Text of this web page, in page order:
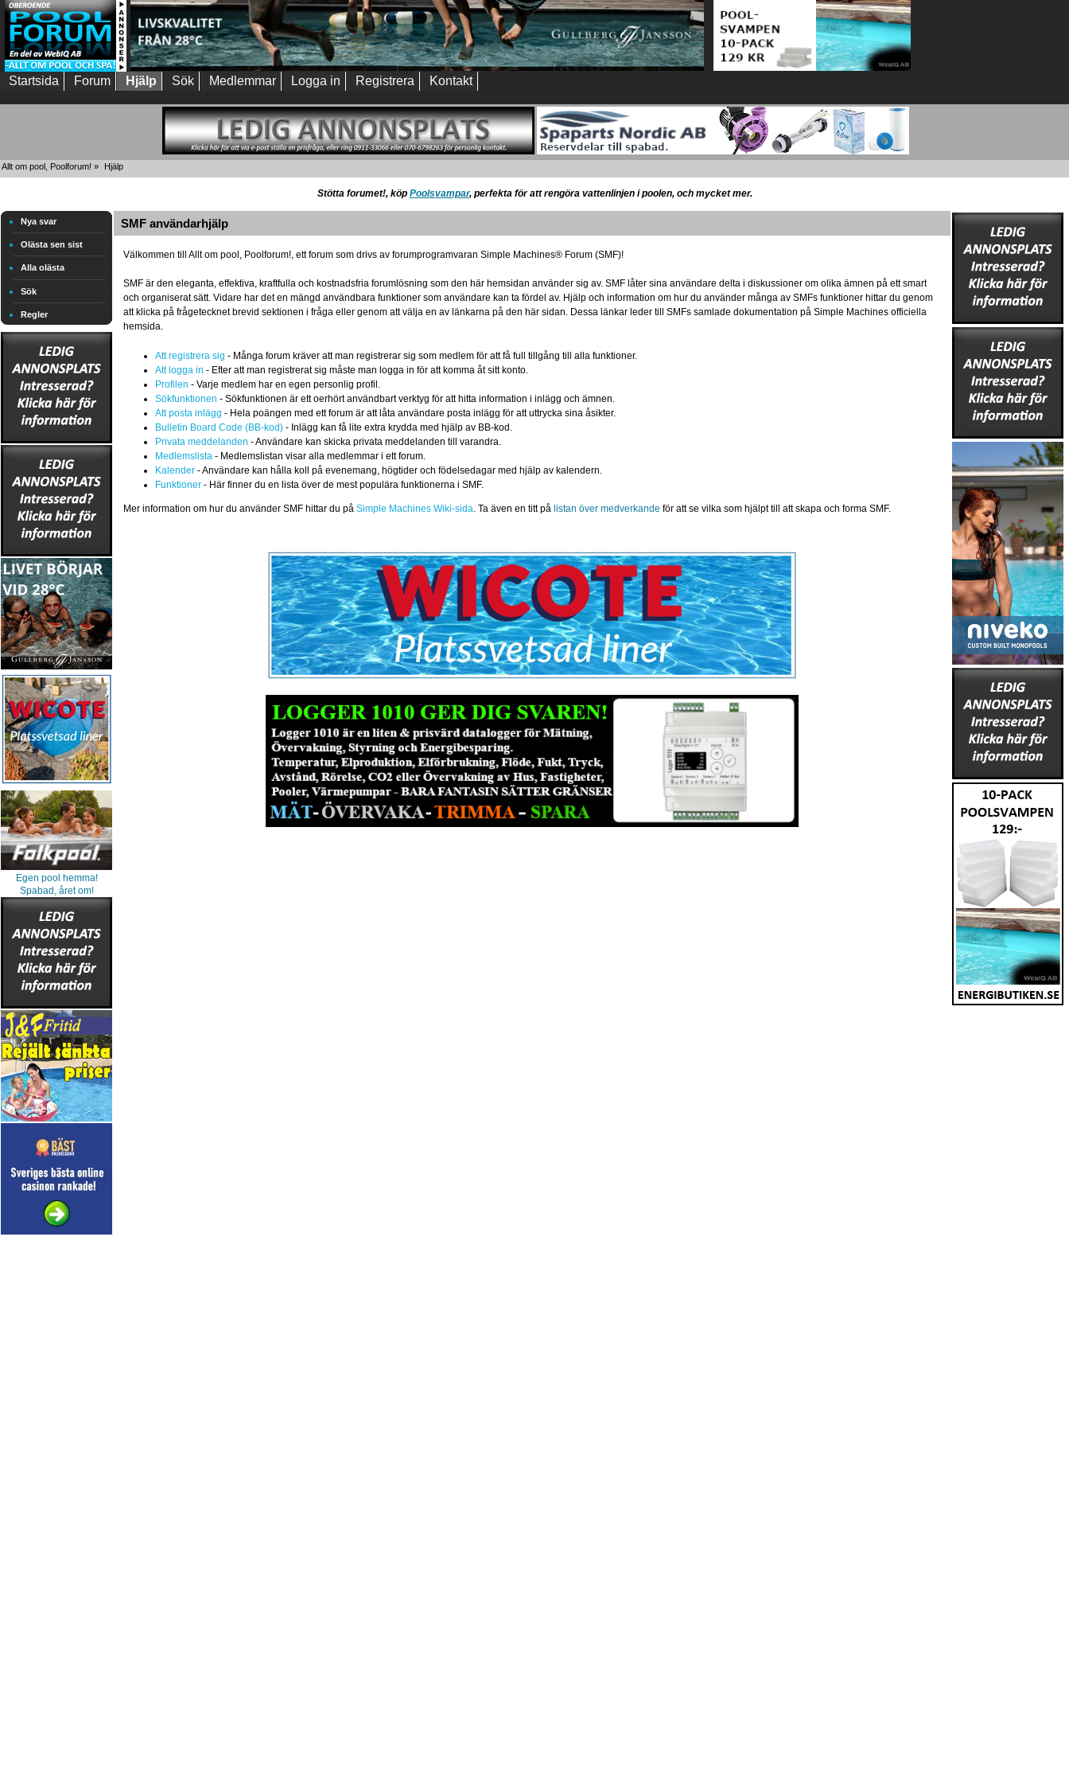
Startsida Forum Hjälp Sök Medlemmar Logga in Registrera Kontakt
Allt om pool, Poolforum! » Hjälp
Stötta forumet!, köp Poolsvampar, perfekta för att rengöra vattenlinjen i poolen, och mycket mer.
Nya svar
Olästa sen sist
Alla olästa
Sök
Regler
Egen pool hemma!
Spabad, året om!
SMF användarhjälp
Välkommen till Allt om pool, Poolforum!, ett forum som drivs av forumprogramvaran Simple Machines® Forum (SMF)!
SMF är den eleganta, effektiva, kraftfulla och kostnadsfria forumlösning som den här hemsidan använder sig av. SMF låter sina användare delta i diskussioner om olika ämnen på ett smart
och organiserat sätt. Vidare har det en mängd användbara funktioner som användare kan ta fördel av. Hjälp och information om hur du använder många av SMFs funktioner hittar du genom
att klicka på frågetecknet brevid sektionen i fråga eller genom att välja en av länkarna på den här sidan. Dessa länkar leder till SMFs samlade dokumentation på Simple Machines officiella
hemsida.
Att registrera sig - Många forum kräver att man registrerar sig som medlem för att få full tillgång till alla funktioner.
Att logga in - Efter att man registrerat sig måste man logga in för att komma åt sitt konto.
Profilen - Varje medlem har en egen personlig profil.
Sökfunktionen - Sökfunktionen är ett oerhört användbart verktyg för att hitta information i inlägg och ämnen.
Att posta inlägg - Hela poängen med ett forum är att låta användare posta inlägg för att uttrycka sina åsikter.
Bulletin Board Code (BB-kod) - Inlägg kan få lite extra krydda med hjälp av BB-kod.
Privata meddelanden - Användare kan skicka privata meddelanden till varandra.
Medlemslista - Medlemslistan visar alla medlemmar i ett forum.
Kalender - Användare kan hålla koll på evenemang, högtider och födelsedagar med hjälp av kalendern.
Funktioner - Här finner du en lista över de mest populära funktionerna i SMF.
Mer information om hur du använder SMF hittar du påSimple Machines Wiki-sida. Ta även en titt på listan över medverkande för att se vilka som hjälpt till att skapa och forma SMF.